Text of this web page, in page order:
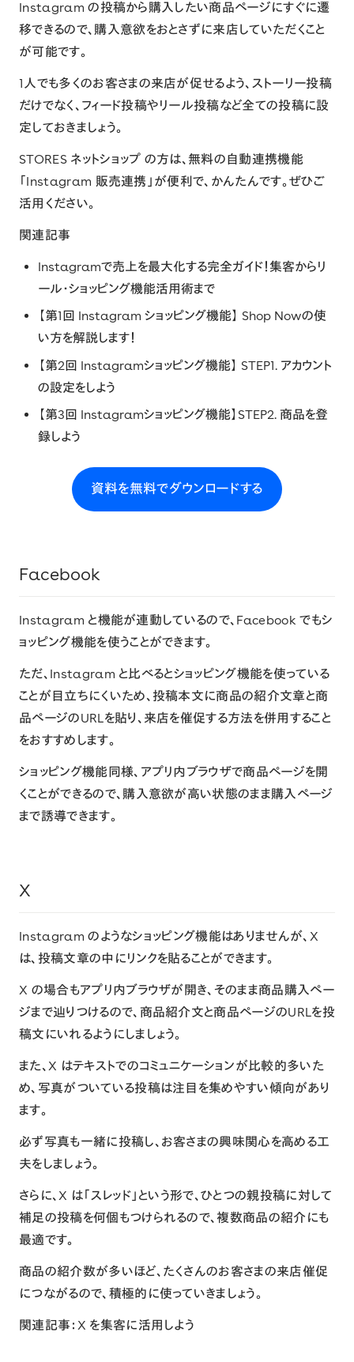
Instagram の投稿から購入したい商品ページにすぐに遷
移できるので、購入意欲をおとさずに来店していただくこと
が可能です。
1人でも多くのお客さまの来店が促せるよう、ストーリー投稿
だけでなく、フィード投稿やリール投稿など全ての投稿に設
定しておきましょう。
STORES ネットショップ の方は、無料の自動連携機能
「Instagram 販売連携 」が便利で、かんたんです。ぜひご
活用ください。
関連記事
Instagramで売上を最大化する完全ガイド！集客からリ
ール・ショッピング機能活用術まで
【第1回 Instagram ショッピング機能】 Shop Nowの使
い方を解説します！
【第2回 Instagramショッピング機能】 STEP1. アカウント
の設定をしよう
【第3回 Instagramショッピング機能】STEP2. 商品を登
録しよう
資料を無料でダウンロードする
Facebook
Instagram と機能が連動しているので、Facebook でもシ
ョッピング機能を使うことができます。
ただ、Instagram と比べるとショッピング機能を使っている
ことが目立ちにくいため、投稿本文に商品の紹介文章と商
品ページのURLを貼り、来店を催促する方法を併用すること
をおすすめします。
ショッピング機能同様、アプリ内ブラウザで商品ページを開
くことができるので、購入意欲が高い状態のまま購入ページ
まで誘導できます。
X
Instagram のようなショッピング機能はありませんが、X
は、投稿文章の中にリンクを貼ることができます。
X の場合もアプリ内ブラウザが開き、そのまま商品購入ペー
ジまで辿りつけるので、商品紹介文と商品ページのURLを投
稿文にいれるようにしましょう。
また、X はテキストでのコミュニケーションが比較的多いた
め、写真がついている投稿は注目を集めやすい傾向があり
ます。
必ず写真も一緒に投稿し、お客さまの興味関心を高める工
夫をしましょう。
さらに、X は「スレッド」という形で、ひとつの親投稿に対して
補足の投稿を何個もつけられるので、複数商品の紹介にも
最適です。
商品の紹介数が多いほど、たくさんのお客さまの来店催促
につながるので、積極的に使っていきましょう。
関連記事： X を集客に活用しよう